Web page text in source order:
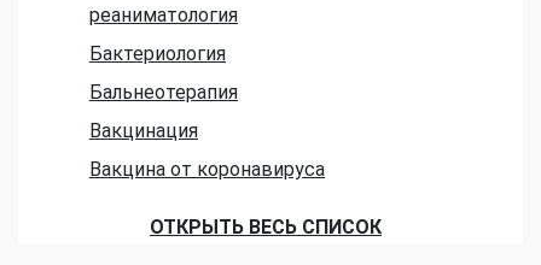
реаниматология
Бактериология
Бальнеотерапия
Вакцинация
Вакцина от коронавируса
ОТКРЫТЬ ВЕСЬ СПИСОК